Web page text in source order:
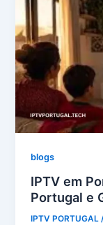
blogs
IPTV em
Portugal e
IPTV PORTUGAL